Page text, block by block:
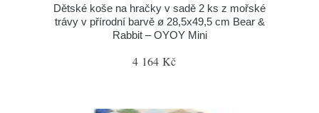
Dětské koše na hračky v sadě 2 ks z mořské
trávy v přírodní barvě ø 28,5x49,5 cm Bear &
Rabbit – OYOY Mini
4 164 Kč